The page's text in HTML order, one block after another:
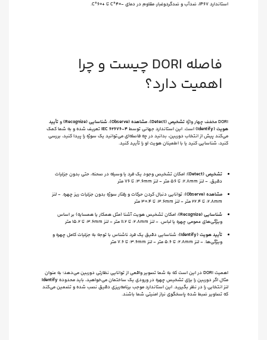
استاندارد IP67، ضدآب و ضدگردوغبار، مقاوم در دمای -40°C تا +60°C.
فاصله DORI چیست و چرا
اهمیت دارد؟
DORI مخفف چهار واژه تشخیص (Detect) ،مشاهده (Observe) ،شناسایی (Recognize) وتأیید
هویت (Identify)
است. این استاندارد جهانی توسطIEC 62676-4تعریف شده و به شما کمک
می‌کند پیش از انتخاب دوربین، بدانید در چه فاصله‌ای می‌توانید یک سوژه را پیدا کنید، بررسی
کنید، شناسایی کنید یا با اطمینان هویت او را تأیید کنید.
تشخیص (Detect):
امکان تشخیص وجود یک فرد یا وسیله در صحنه، حتی بدون جزئیات
دقیق. - لنز 2.8mm: تا ۵۶ متر - لنز 3.6mm: تا ۷۶ متر
مشاهده (Observe):
توانایی دنبال کردن حرکات و رفتار سوژه بدون جزئیات ریز چهره. - لنز
2.8mm: تا ۲۲.۴ متر - لنز 3.6mm: تا ۳۰.۴ متر
شناسایی (Recognize):
امکان تشخیص هویت آشنا (مثل همکار یا همسایه) بر اساس
ویژگی‌های عمومی چهره یا لباس. - لنز 2.8mm: تا ۱۱.۲ متر - لنز 3.6mm: تا ۱۵.۲ متر
تأیید هویت (Identify):
شناسایی دقیق یک فرد ناشناس با توجه به جزئیات کامل چهره و
ویژگی‌ها. - لنز 2.8mm: تا ۵.۶ متر - لنز 3.6mm: تا ۷.۶ متر
اهمیت DORI در این است که به شما تصویر واقعی از توانایی نظارتی دوربین می‌دهد؛ به عنوان
مثال اگر دوربین را برای تشخیص چهره در ورودی یک ساختمان می‌خواهید، باید محدودهIdentify
لنز انتخابی را در نظر بگیرید. این استاندارد موجب برنامه‌ریزی دقیق نصب شده و تضمین می‌کند
که تصاویر ضبط شده پاسخگوی نیاز امنیتی شما باشند.